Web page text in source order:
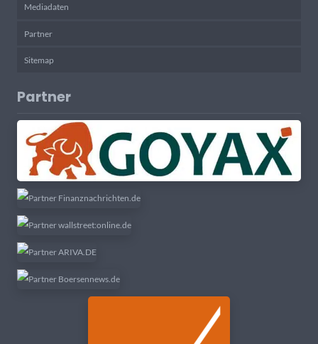
Mediadaten
Partner
Sitemap
Partner